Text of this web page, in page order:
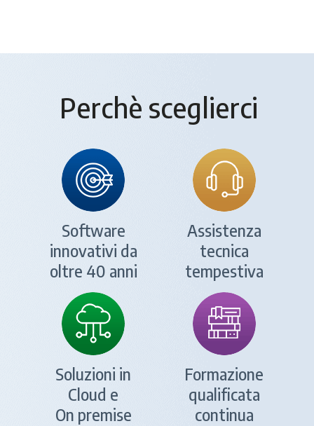
Perchè sceglierci
Software
innovativi da
oltre 40 anni
Assistenza
tecnica
tempestiva
Soluzioni in
Cloud e
On premise
Formazione
qualificata
continua